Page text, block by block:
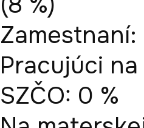
Zamestnaní:
Pracujúci
SZČO: 0 %